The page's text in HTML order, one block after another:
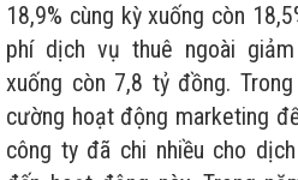
18,9% cùng kỳ xuống còn
phí dịch vụ thuê ngoài
xuống còn 7,8 tỷ đồng.
cường hoạt động marketing
công ty đã chi nhiều cho